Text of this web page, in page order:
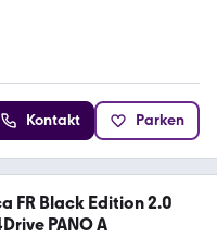
Kontakt Parken
FR Black Edition 2.0
PANO A